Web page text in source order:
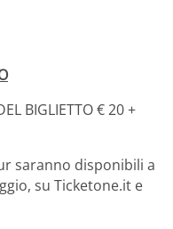
BIGLIETTO € 20 +
saranno disponibili a
su Ticketone.it e